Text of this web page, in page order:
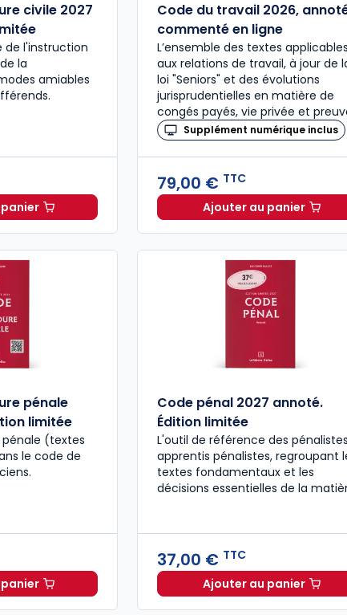
civile 2027
de l'instruction
la
amiables
de procédure civile 2027 annoté. Édition limitée à
Code du travail 2026,
commenté en ligne
L’ensemble des textes applicables
aux relations de travail, à jour de
loi "Seniors" et des évolutions
jurisprudentielles en matière de
congés payés, vie privée et
Supplément numérique inclus
79,00 € TTC
Ajouter au panier
Code du
pénale
limitée
(textes
le code de
de procédure pénale 2027 annoté. Édition limitée à
Code pénal 2027 annoté.
Édition limitée
L'outil de référence des
apprentis pénalistes, regroupant
textes fondamentaux et les
décisions essentielles de la
37,00 € TTC
Ajouter au panier
Code pénal